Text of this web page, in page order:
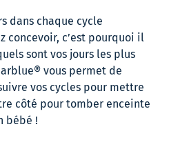
dans chaque cycle
concevoir, c’est pourquoi il
sont vos jours les plus
vous permet de
vos cycles pour mettre
côté pour tomber enceinte
bébé !